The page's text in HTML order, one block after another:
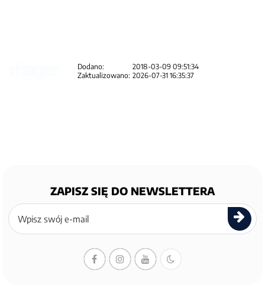
Dodano:
2018-03-09 09:51:34
Zaktualizowano: 2026-07-31 16:35:37
ZAPISZ SIĘ DO NEWSLETTERA
Zapisz
się
newslettera